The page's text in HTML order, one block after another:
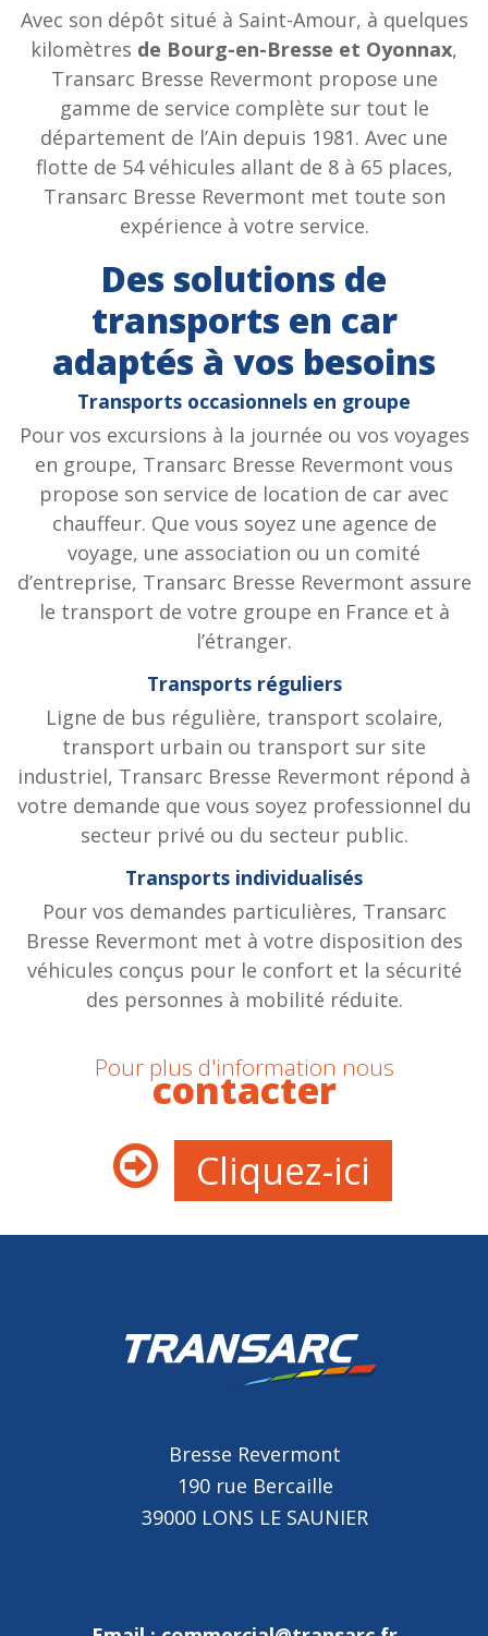
Avec son dépôt situé à Saint-Amour, à quelques
kilomètres de Bourg-en-Bresse et Oyonnax,
Transarc Bresse Revermont propose une
gamme de service complète sur tout le
département de l’Ain depuis 1981. Avec une
flotte de 54 véhicules allant de 8 à 65 places,
Transarc Bresse Revermont met toute son
expérience à votre service.
Des solutions de
transports en car
adaptés à vos besoins
Transports occasionnels en groupe
Pour vos excursions à la journée ou vos voyages
en groupe, Transarc Bresse Revermont vous
propose son service de location de car avec
chauffeur. Que vous soyez une agence de
voyage, une association ou un comité
d’entreprise, Transarc Bresse Revermont assure
le transport de votre groupe en France et à
l’étranger.
Transports réguliers
Ligne de bus régulière, transport scolaire,
transport urbain ou transport sur site
industriel, Transarc Bresse Revermont répond à
votre demande que vous soyez professionnel du
secteur privé ou du secteur public.
Transports individualisés
Pour vos demandes particulières, Transarc
Bresse Revermont met à votre disposition des
véhicules conçus pour le confort et la sécurité
des personnes à mobilité réduite.
Pour plus d'information nous
contacter
Cliquez-ici
Bresse Revermont
190 rue Bercaille
39000 LONS LE SAUNIER